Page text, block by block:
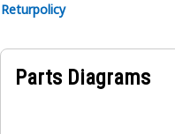
Returpolicy
Parts Diagrams